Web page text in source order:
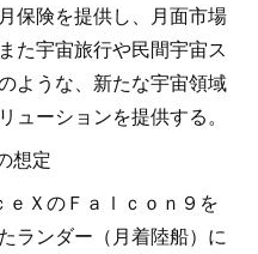
保険を提供し、月面市場
た宇宙旅行や民間宇宙ス
ような、新たな宇宙領域
ューションを提供する。
想定
ＸのＦａｌｃｏｎ９を
ランダー（月着陸船）に